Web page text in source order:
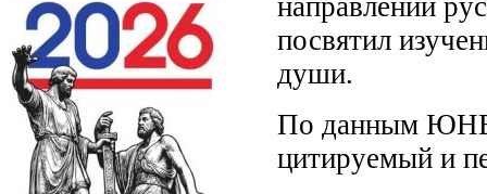
посвятил
души.
По данным
цитируемый и